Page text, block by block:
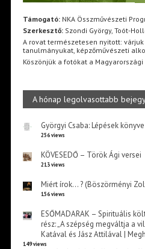
Támogató:NKA Összművészeti
Szerkesztő:Szondi György, Toót-
A rovat természetesen nyitott:
tanulmányukat, képzőművészeti
Köszönjük a fotókat a
A hónap legolvasottabb
Györgyi Csaba: Lépések
256 views
KÖVESEDŐ – Török Ági versei
213 views
Miért írok… ? (Böszörményi
156 views
ESŐMADARAK – Spirituális
rész: „A szépség megváltja a
Katával és Jász Attilával |
149 views